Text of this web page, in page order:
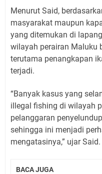
Menurut Said,
masyarakat maupun
yang ditemukan di
wilayah perairan Maluku
terutama penangkapan
terjadi.
“Banyak kasus yang
illegal fishing di wilayah
pelanggaran
sehingga ini menjadi
mengatasinya,” ujar Said.
BACA JUGA